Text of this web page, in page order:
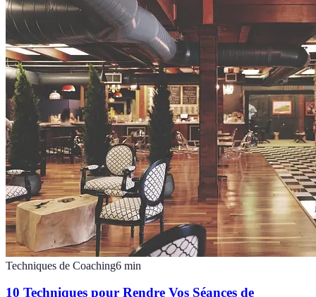
Techniques de Coaching6 min
10 Techniques pour Rendre Vos Séances de